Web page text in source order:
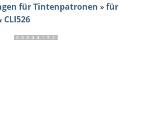
für Tintenpatronen » für
CLI526